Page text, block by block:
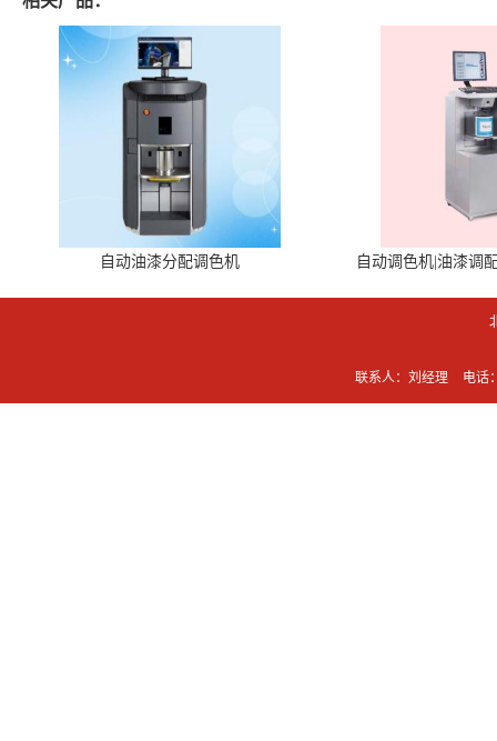
自动油漆分配调色机 自动调色机|油漆调
联系人：刘经理 电话